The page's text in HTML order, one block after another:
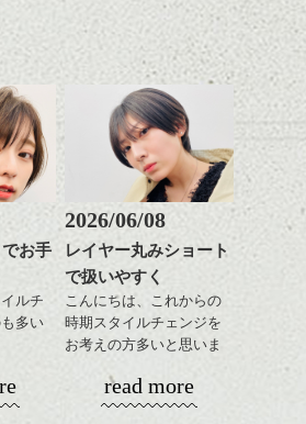
や長
囲気
いろ
ット
るの
じで
印象
いろんなシーンに雰囲気
をだしやすくスタイリン
グも簡単で良いので朝の
そんなショートカット。
軽めの前髪で透け感を演
出できるので、
この時期とてもおすすめ
ですよ。
お手
ルチ
多い
これ
すす
2026/06/08
レイヤー丸みショート
で扱いやすく
こんにちは、これからの
時期スタイルチェンジを
お考えの方多いと思いま
コンパクトなフォルムが
read more